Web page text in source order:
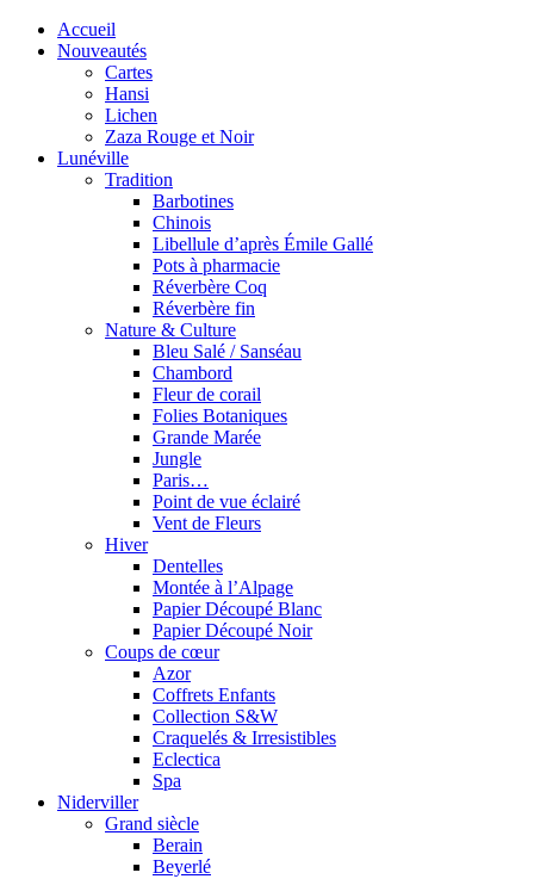
Accueil
Nouveautés
Cartes
Hansi
Lichen
Zaza Rouge et Noir
Lunéville
Tradition
Barbotines
Chinois
Libellule d’après Émile Gallé
Pots à pharmacie
Réverbère Coq
Réverbère fin
Nature & Culture
Bleu Salé / Sanséau
Chambord
Fleur de corail
Folies Botaniques
Grande Marée
Jungle
Paris…
Point de vue éclairé
Vent de Fleurs
Hiver
Dentelles
Montée à l’Alpage
Papier Découpé Blanc
Papier Découpé Noir
Coups de cœur
Azor
Coffrets Enfants
Collection S&W
Craquelés & Irresistibles
Eclectica
Spa
Niderviller
Grand siècle
Berain
Beyerlé